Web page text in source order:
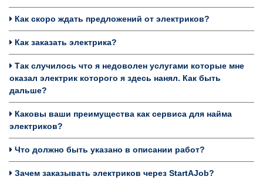
Как скоро ждать предложений от электриков?
Как заказать электрика?
Так случилось что я недоволен услугами которые мне
оказал электрик которого я здесь нанял. Как быть
дальше?
Каковы ваши преимущества как сервиса для найма
электриков?
Что должно быть указано в описании работ?
Зачем заказывать электриков через StartAJob?